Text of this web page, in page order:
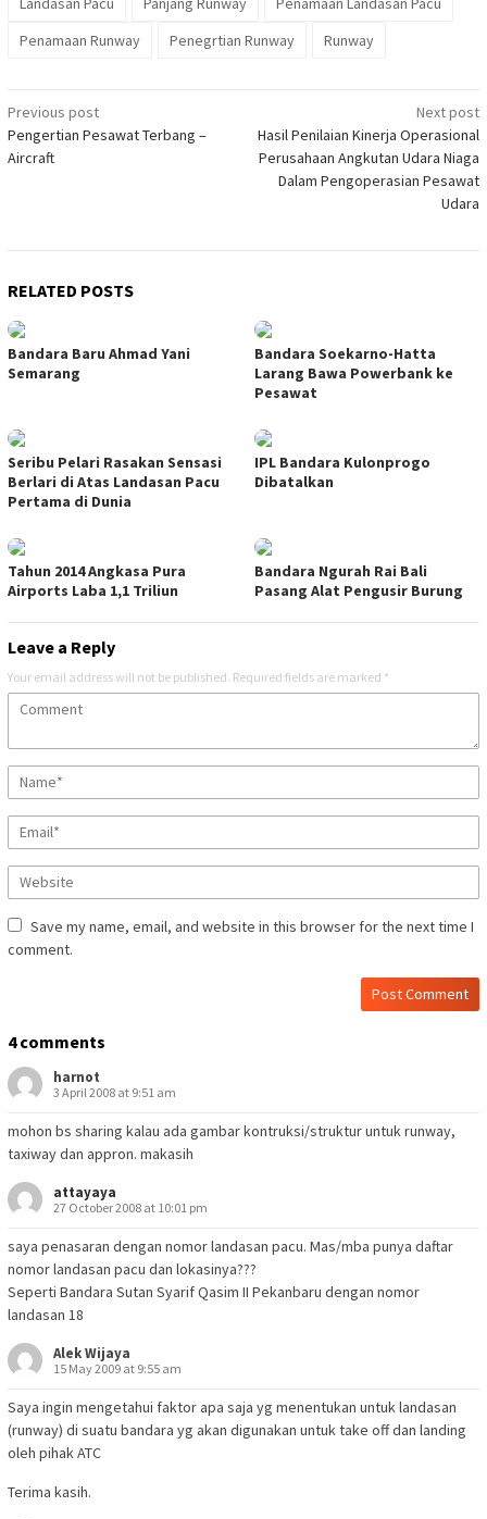
Penamaan Runway
Penegrtian Runway Runway
Post
navigation
Previous post
Pengertian Pesawat Terbang –
Aircraft
Next post
Hasil Penilaian Kinerja Operasional
Perusahaan Angkutan Udara Niaga
Dalam Pengoperasian Pesawat
Udara
RELATED POSTS
Bandara Baru Ahmad Yani
Semarang
Bandara Soekarno-Hatta
Larang Bawa Powerbank ke
Pesawat
Seribu Pelari Rasakan Sensasi
Berlari di Atas Landasan Pacu
Pertama di Dunia
IPL Bandara Kulonprogo
Dibatalkan
Tahun 2014 Angkasa Pura
Airports Laba 1,1 Triliun
Bandara Ngurah Rai Bali
Pasang Alat Pengusir Burung
Leave a Reply
Your email address will not be published. Required fields are marked *
Save my name, email, and website in this browser for the next time I
comment.
4 comments
harnot
3 April 2008 at 9:51 am
mohon bs sharing kalau ada gambar kontruksi/struktur untuk runway,
taxiway dan appron. makasih
attayaya
27 October 2008 at 10:01 pm
saya penasaran dengan nomor landasan pacu. Mas/mba punya daftar
nomor landasan pacu dan lokasinya???
Seperti Bandara Sutan Syarif Qasim II Pekanbaru dengan nomor
landasan 18
Alek Wijaya
15 May 2009 at 9:55 am
Saya ingin mengetahui faktor apa saja yg menentukan untuk landasan
(runway) di suatu bandara yg akan digunakan untuk take off dan landing
oleh pihak ATC
Terima kasih.